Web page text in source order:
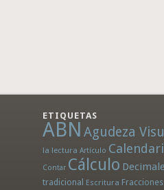
ETIQUETAS
ABN Agudeza
la lectura Artículo
Contar Cálculo
tradicional Escritura Fracciones